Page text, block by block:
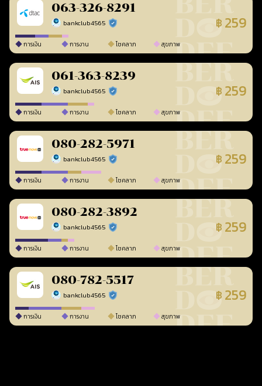
063-326-8291
bankclub4565 ร้านยืนยันแล้ว ฿ 259
การเงิน การงาน โชคลาภ สุขภาพ
061-363-8239
bankclub4565 ร้านยืนยันแล้ว ฿ 259
การเงิน การงาน โชคลาภ สุขภาพ
080-282-5971
bankclub4565 ร้านยืนยันแล้ว ฿ 259
การเงิน การงาน โชคลาภ สุขภาพ
080-282-3892
bankclub4565 ร้านยืนยันแล้ว ฿ 259
การเงิน การงาน โชคลาภ สุขภาพ
080-782-5517
bankclub4565 ร้านยืนยันแล้ว ฿ 259
การเงิน การงาน โชคลาภ สุขภาพ